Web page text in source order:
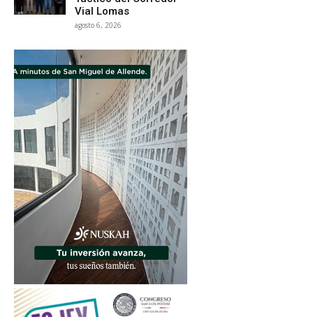
Vial Lomas
agosto 6, 2026